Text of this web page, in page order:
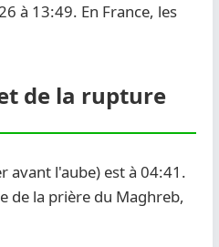
à 13:49. En France, les
de la rupture
avant l'aube) est à 04:41.
de la prière du Maghreb,